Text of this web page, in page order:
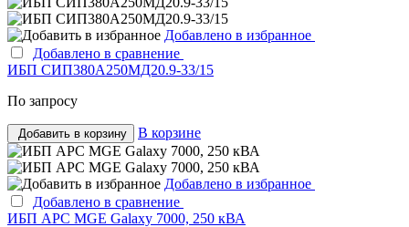
Добавлено в избранное
Добавлено в сравнение
ИБП СИП380А250МД20.9-33/15
По запросу
Добавить в корзину В корзине
Добавлено в избранное
Добавлено в сравнение
ИБП APC MGE Galaxy 7000, 250 кВА